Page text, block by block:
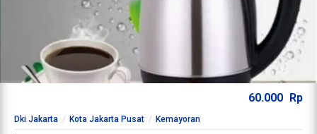
60.000 Rp
Dki Jakarta Kota Jakarta Pusat Kemayoran